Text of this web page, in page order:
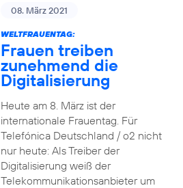
08. März 2021
WELTFRAUENTAG:
Frauen treiben
zunehmend die
Digitalisierung
Heute am 8. März ist der
internationale Frauentag. Für
Telefónica Deutschland / o2 nicht
nur heute: Als Treiber der
Digitalisierung weiß der
Telekommunikationsanbieter um